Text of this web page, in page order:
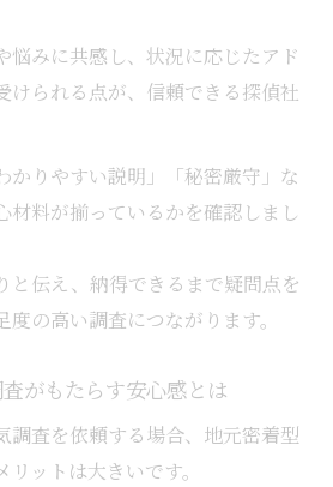
悩みに共感し、状況に応じたアド
けられる点が、信頼できる探偵社
かりやすい説明」「秘密厳守」な
材料が揃っているかを確認しまし
と伝え、納得できるまで疑問点を
の高い調査につながります。
がもたらす安心感とは
調査を依頼する場合、地元密着型
ットは大きいです。